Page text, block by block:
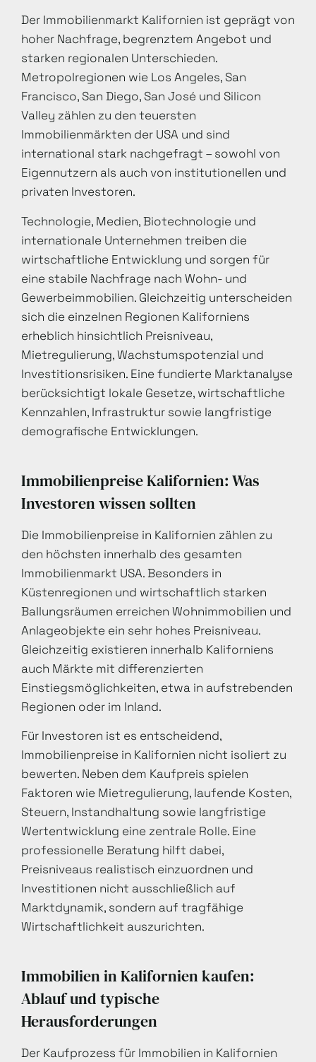
Der Immobilienmarkt Kalifornien ist geprägt von
hoher Nachfrage, begrenztem Angebot und
starken regionalen Unterschieden.
Metropolregionen wie Los Angeles, San
Francisco, San Diego, San José und Silicon
Valley zählen zu den teuersten
Immobilienmärkten der USA und sind
international stark nachgefragt – sowohl von
Eigennutzern als auch von institutionellen und
privaten Investoren.
Technologie, Medien, Biotechnologie und
internationale Unternehmen treiben die
wirtschaftliche Entwicklung und sorgen für
eine stabile Nachfrage nach Wohn- und
Gewerbeimmobilien. Gleichzeitig unterscheiden
sich die einzelnen Regionen Kaliforniens
erheblich hinsichtlich Preisniveau,
Mietregulierung, Wachstumspotenzial und
Investitionsrisiken. Eine fundierte Marktanalyse
berücksichtigt lokale Gesetze, wirtschaftliche
Kennzahlen, Infrastruktur sowie langfristige
demografische Entwicklungen.
Immobilienpreise Kalifornien: Was
Investoren wissen sollten
Die Immobilienpreise in Kalifornien zählen zu
den höchsten innerhalb des gesamten
Immobilienmarkt USA. Besonders in
Küstenregionen und wirtschaftlich starken
Ballungsräumen erreichen Wohnimmobilien und
Anlageobjekte ein sehr hohes Preisniveau.
Gleichzeitig existieren innerhalb Kaliforniens
auch Märkte mit differenzierten
Einstiegsmöglichkeiten, etwa in aufstrebenden
Regionen oder im Inland.
Für Investoren ist es entscheidend,
Immobilienpreise in Kalifornien nicht isoliert zu
bewerten. Neben dem Kaufpreis spielen
Faktoren wie Mietregulierung, laufende Kosten,
Steuern, Instandhaltung sowie langfristige
Wertentwicklung eine zentrale Rolle. Eine
professionelle Beratung hilft dabei,
Preisniveaus realistisch einzuordnen und
Investitionen nicht ausschließlich auf
Marktdynamik, sondern auf tragfähige
Wirtschaftlichkeit auszurichten.
Immobilien in Kalifornien kaufen:
Ablauf und typische
Herausforderungen
Der Kaufprozess für Immobilien in Kalifornien